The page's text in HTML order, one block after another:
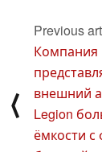
⟨
Previous
Компания
внешний
Legion
ёмкости с